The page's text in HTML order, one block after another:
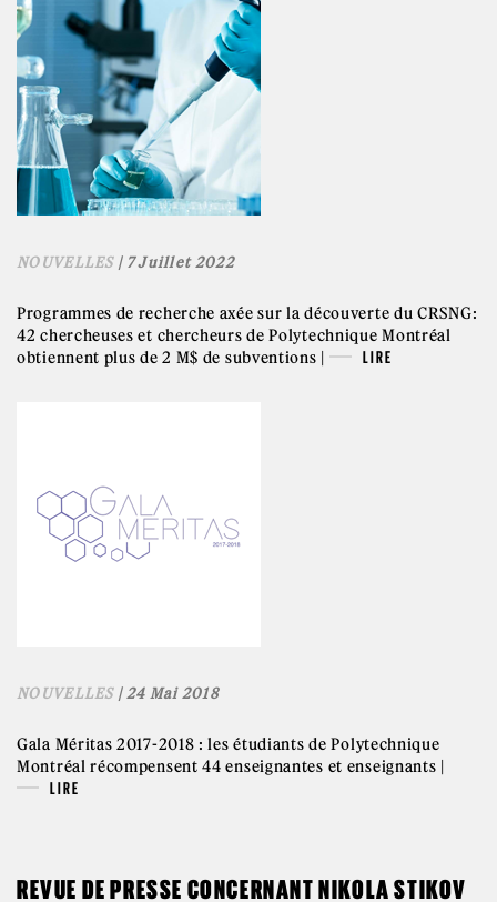
NOUVELLES| 7 Juillet 2022
Programmes de recherche axée sur la découverte du CRSNG:
42 chercheuses et chercheurs de Polytechnique Montréal
obtiennent plus de 2 M$ de subventions |
LIRE
NOUVELLES| 24 Mai 2018
Gala Méritas 2017-2018 : les étudiants de Polytechnique
Montréal récompensent 44 enseignantes et enseignants |
LIRE
REVUE DE PRESSE CONCERNANT NIKOLA STIKOV